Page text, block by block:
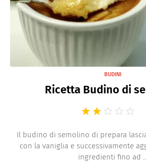
BUDINI
Ricetta Budino di
Il budino di semolino di prepara
con la vaniglia e successivamente
ingredienti fino ad ...